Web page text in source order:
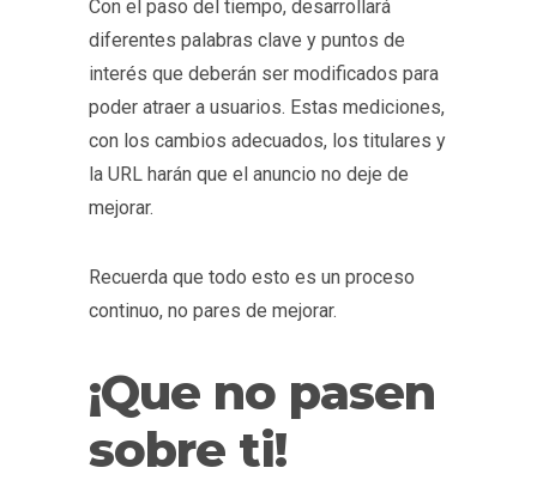
Con el paso del tiempo, desarrollará
diferentes palabras clave y puntos de
interés que deberán ser modificados para
poder atraer a usuarios. Estas mediciones,
con los cambios adecuados, los titulares y
la URL harán que el anuncio no deje de
mejorar.
Recuerda que todo esto es un proceso
continuo, no pares de mejorar.
¡Que no pasen
sobre ti!